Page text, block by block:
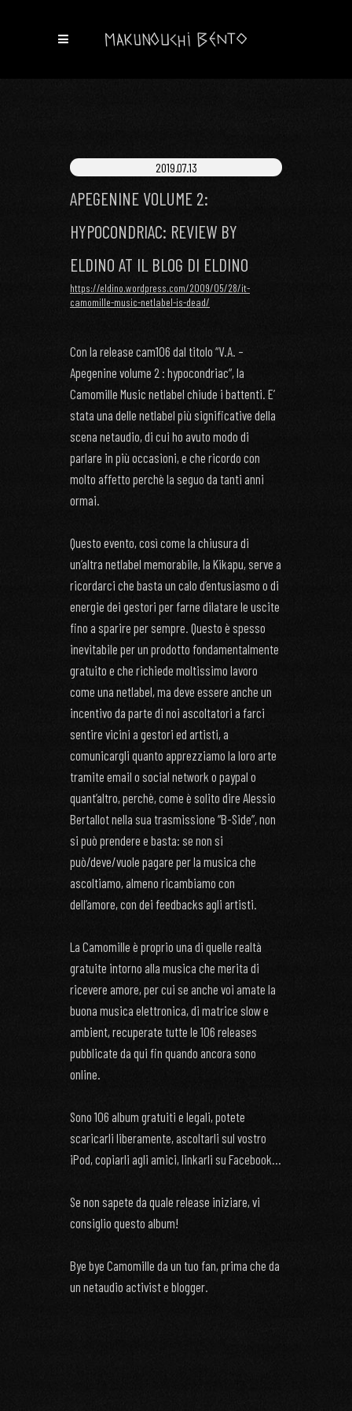
2019.07.13
APEGENINE VOLUME 2:
HYPOCONDRIAC: REVIEW BY
ELDINO AT IL BLOG DI ELDINO
https://eldino.wordpress.com/2009/05/28/it-
camomille-music-netlabel-is-dead/
Con la release cam106 dal titolo “V.A. –
Apegenine volume 2 : hypocondriac“, la
Camomille Music netlabel chiude i battenti. E’
stata una delle netlabel più significative della
scena netaudio, di cui ho avuto modo di
parlare in più occasioni, e che ricordo con
molto affetto perchè la seguo da tanti anni
ormai.
Questo evento, così come la chiusura di
un’altra netlabel memorabile, la Kikapu, serve a
ricordarci che basta un calo d’entusiasmo o di
energie dei gestori per farne dilatare le uscite
fino a sparire per sempre. Questo è spesso
inevitabile per un prodotto fondamentalmente
gratuito e che richiede moltissimo lavoro
come una netlabel, ma deve essere anche un
incentivo da parte di noi ascoltatori a farci
sentire vicini a gestori ed artisti, a
comunicargli quanto apprezziamo la loro arte
tramite email o social network o paypal o
quant’altro, perchè, come è solito dire Alessio
Bertallot nella sua trasmissione “B-Side”, non
si può prendere e basta: se non si
può/deve/vuole pagare per la musica che
ascoltiamo, almeno ricambiamo con
dell’amore, con dei feedbacks agli artisti.
La Camomille è proprio una di quelle realtà
gratuite intorno alla musica che merita di
ricevere amore, per cui se anche voi amate la
buona musica elettronica, di matrice slow e
ambient, recuperate tutte le 106 releases
pubblicate da qui fin quando ancora sono
online.
Sono 106 album gratuiti e legali, potete
scaricarli liberamente, ascoltarli sul vostro
iPod, copiarli agli amici, linkarli su Facebook…
Se non sapete da quale release iniziare, vi
consiglio questo album!
Bye bye Camomille da un tuo fan, prima che da
un netaudio activist e blogger.